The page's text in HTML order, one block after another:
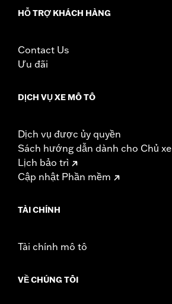
HỖ TRỢ KHÁCH HÀNG
Contact Us
Ưu đãi
DỊCH VỤ XE MÔ TÔ
Dịch vụ được ủy quyền
Sách hướng dẫn dành cho Chủ xe
Lịch bảo trì
Cập nhật Phần mềm
TÀI CHÍNH
Tài chính mô tô
VỀ CHÚNG TÔI